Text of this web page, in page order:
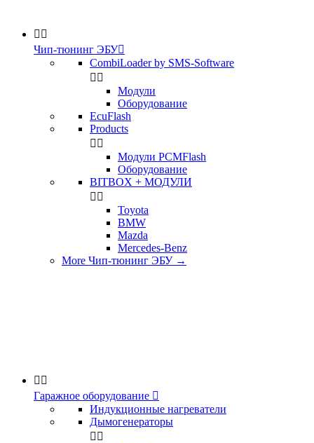
 
Чип-тюнинг ЭБУ
CombiLoader by SMS-Software
 
Модули
Оборудование
EcuFlash
Products
 
Модули PCMFlash
Оборудование
BITBOX + МОДУЛИ
 
Toyota
BMW
Mazda
Mercedes-Benz
More Чип-тюнинг ЭБУ →
 
Гаражное оборудование 
Индукционные нагреватели
Дымогенераторы
 